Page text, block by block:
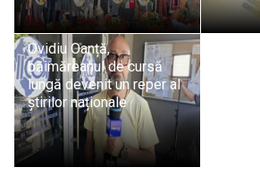
Ovidiu Oanță,
băimăreanul de cursă
lungă devenit un reper al
știrilor naționale